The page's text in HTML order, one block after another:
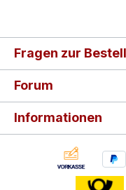
Fragen zur
Forum
Informationen